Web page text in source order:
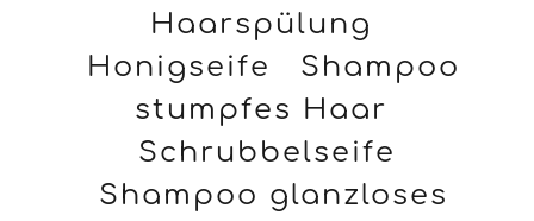
Haarspülung
Honigseife
Shampoo
stumpfes Haar
Schrubbelseife
Shampoo glanzloses